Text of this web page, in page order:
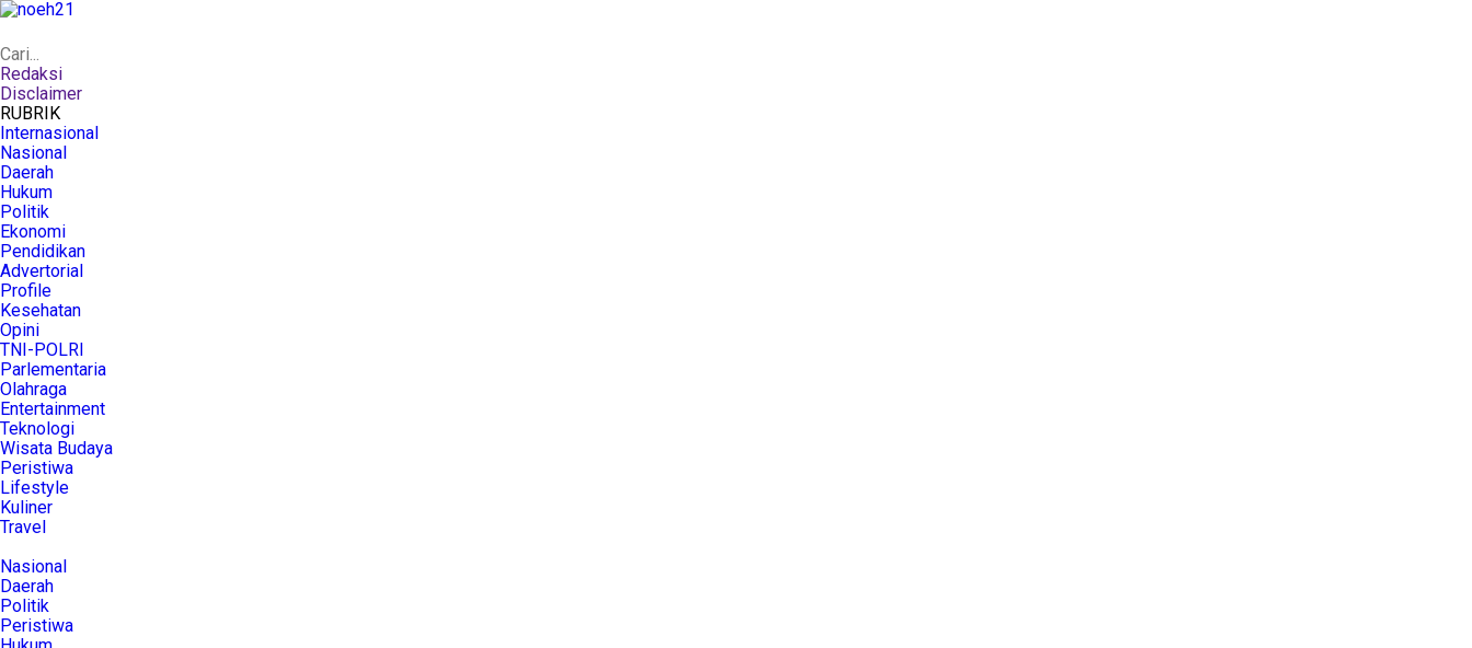
Redaksi
Disclaimer
RUBRIK
Internasional
Nasional
Daerah
Hukum
Politik
Ekonomi
Pendidikan
Advertorial
Profile
Kesehatan
Opini
TNI-POLRI
Parlementaria
Olahraga
Entertainment
Teknologi
Wisata Budaya
Peristiwa
Lifestyle
Kuliner
Travel
Nasional
Daerah
Politik
Peristiwa